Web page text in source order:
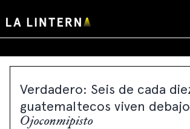
to
Verdadero: Seis de cada
guatemaltecos viven
Ojoconmipisto